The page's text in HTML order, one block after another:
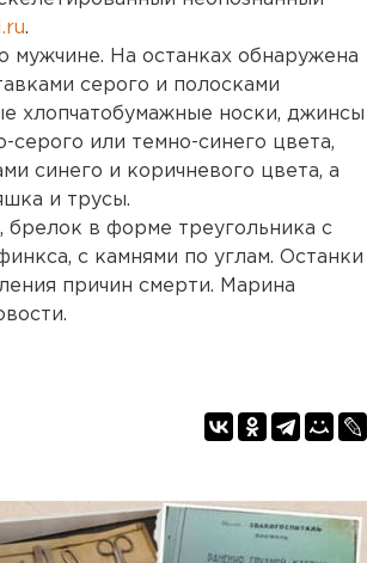
.
мужчине. На останках обнаружена
серого и полосками
хлопчатобумажные носки, джинсы
серого или темно-синего цвета,
синего и коричневого цвета, а
и трусы.
в форме треугольника с
с камнями по углам. Останки
причин смерти. Марина